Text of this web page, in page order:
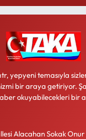
yepyeni temasıyla
bir araya getiriyor.
okuyabilecekleri bir
Alacahan Sokak